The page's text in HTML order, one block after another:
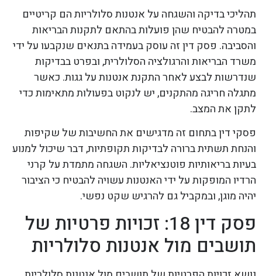
תהליכי בדיקה והשגחה על אנטנות סלולריות הם קריטיים
במטרה להבטיח שהן פועלות בהתאם לתקנות הבריאות
והסביבה. פסק דין זה עוסק בעמידה בתנאים שנקבעו על ידי
משרד הבריאות והרגולציה הסלולרית, ובפרט בבדיקות
שנדרשות לבצע לאחר התקנת אנטנות על גגות. כאשר
מתגלה חריגה מהתקנים, יש לנקוט בפעולות מתאימות כדי
לתקן את המצב.
פסקי דין בתחום זה מדגישים את החשיבות של שקיפות
והנחת תשתית ברורה לבדיקות תקופתיות, דבר שיכול למנוע
בעיות בריאותיות פוטנציאליות. השגחה מתמדת על קרני
הרדיו המופקות על ידי האנטנות עשויה להבטיח כי הציבור
יהיה מוגן, ובמקביל גם להרגיש שקט נפשי.
פסק דין 18: זכויות פרטיות של
תושבים מול אנטנות סלולריות